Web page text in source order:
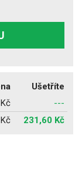
Ušetříte
---
231,60 Kč